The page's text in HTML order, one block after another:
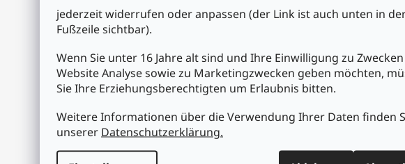
jederzeit widerrufen oder anpassen (der Link ist auch unten in
Fußzeile sichtbar).
Wenn Sie unter 16 Jahre alt sind und Ihre Einwilligung zu
Website Analyse sowie zu Marketingzwecken geben möchten,
Sie Ihre Erziehungsberechtigten um Erlaubnis bitten.
Weitere Informationen über die Verwendung Ihrer Daten finden
unserer Datenschutzerklärung.
• 52 sehr helle LEDs (26 LEDs pro Objektiv)
• Stromversorgung: 230VAC/50Hz
• Stromverbrauch: 16W
• Musiksteuerung: über eingebautes Mikrofon
• LEds: 52 LEDs von 5mm
• Abmessungen: 415 x 300 x 190mm
• Gewicht: 4.4kg
ACHTUNG: NUR NOCH IN KLEINEN MENGEN VERFÜGBAR, NICHT